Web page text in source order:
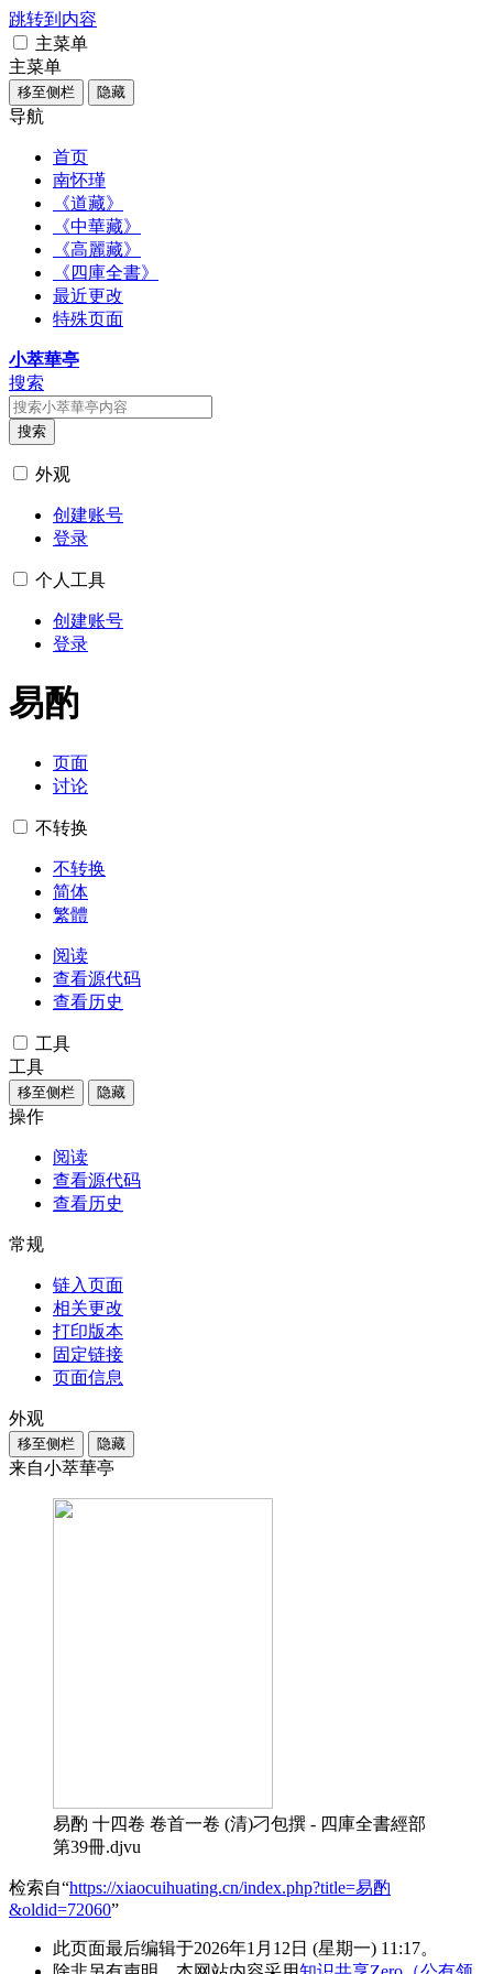
跳转到内容
主菜单
主菜单
移至侧栏 隐藏
导航
首页
南怀瑾
《道藏》
《中華藏》
《高麗藏》
《四庫全書》
最近更改
特殊页面
小萃華亭
搜索
搜索
外观
创建账号
登录
个人工具
创建账号
登录
易酌
页面
讨论
不转换
不转换
简体
繁體
阅读
查看源代码
查看历史
工具
工具
移至侧栏 隐藏
操作
阅读
查看源代码
查看历史
常规
链入页面
相关更改
打印版本
固定链接
页面信息
外观
移至侧栏 隐藏
来自小萃華亭
易酌 十四卷 卷首一卷 (清)刁包撰 - 四庫全書經部
第39冊.djvu
检索自“https://xiaocuihuating.cn/index.php?title=易酌
&oldid=72060”
此页面最后编辑于2026年1月12日 (星期一) 11:17。